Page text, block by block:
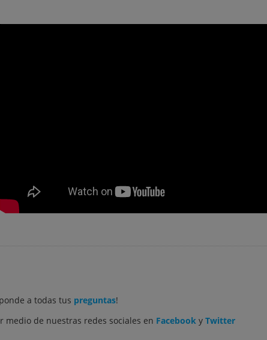
a todas tus preguntas!
medio de nuestras redes sociales en Facebook y Twitter